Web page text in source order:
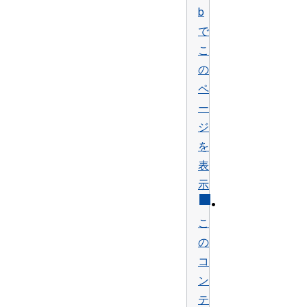
b
で
こ
の
ペ
ー
ジ
を
表
示
•
こ
の
コ
ン
テ